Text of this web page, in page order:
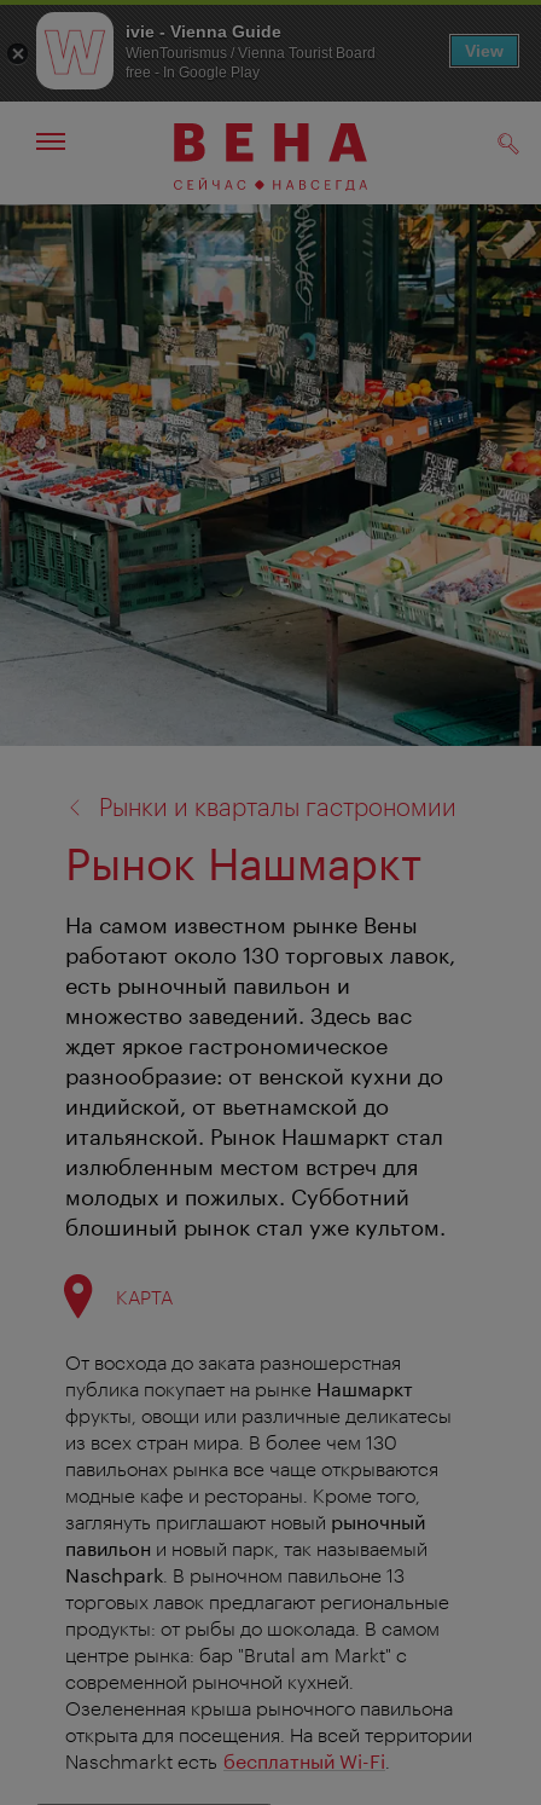
К
навигации
К
содержанию
Показать/
навигации
Рынки и кварталы гастрономии
Рынок Нашмаркт
На самом известном рынке Вены
работают около 130 торговых лавок,
есть рыночный павильон и
множество заведений. Здесь вас
ждет яркое гастрономическое
разнообразие: от венской кухни до
индийской, от вьетнамской до
итальянской. Рынок Нашмаркт стал
излюбленным местом встреч для
молодых и пожилых. Субботний
блошиный рынок стал уже культом.
КАРТА
От восхода до заката разношерстная
публика покупает на рынке Нашмаркт
фрукты, овощи или различные деликатесы
из всех стран мира. В более чем 130
павильонах рынка все чаще открываются
модные кафе и рестораны. Кроме того,
заглянуть приглашают новый рыночный
павильон и новый парк, так называемый
Naschpark . В рыночном павильоне 13
торговых лавок предлагают региональные
продукты: от рыбы до шоколада. В самом
центре рынка: бар "Brutal am Markt" с
современной рыночной кухней.
Озелененная крыша рыночного павильона
открыта для посещения. На всей территории
Naschmarkt есть бесплатный Wi-Fi
ivie - Vienna Guide
WienTourismus / Vienna Tourist Board
free - In Google Play
View